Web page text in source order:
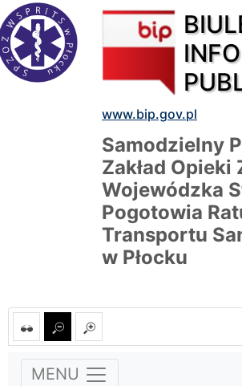
www.bip.gov.pl
Samodzielny
Zakład
Wojewódzka
Pogotowia
Transportu
w Płocku
MENU